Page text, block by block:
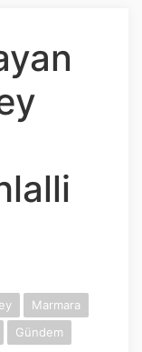
Marmara
Gündem